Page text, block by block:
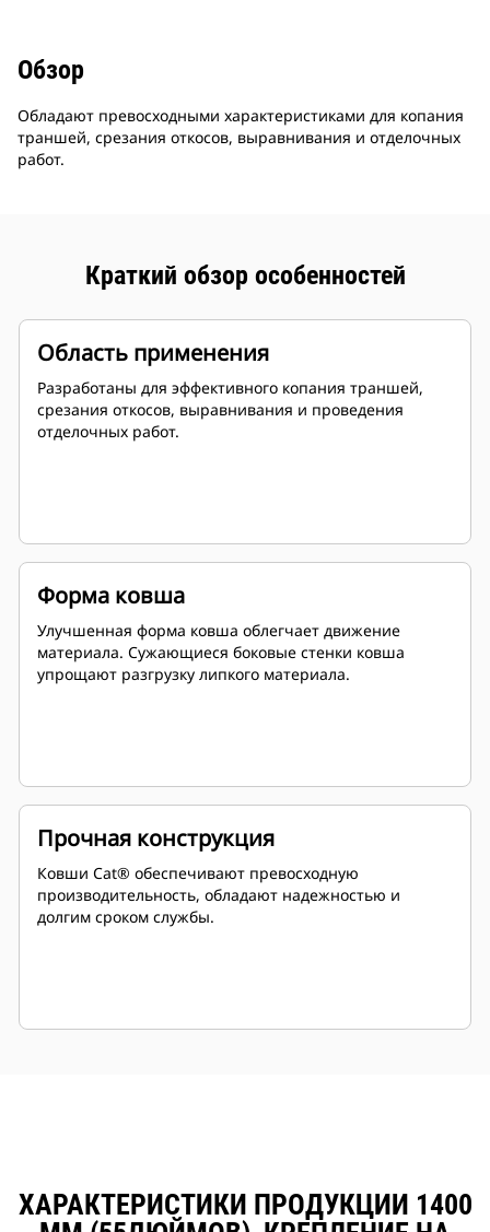
Обзор
Обладают превосходными характеристиками для копания
траншей, срезания откосов, выравнивания и отделочных
работ.
Краткий обзор особенностей
Область применения
Разработаны для эффективного копания траншей,
срезания откосов, выравнивания и проведения
отделочных работ.
Форма ковша
Улучшенная форма ковша облегчает движение
материала. Сужающиеся боковые стенки ковша
упрощают разгрузку липкого материала.
Прочная конструкция
Ковши Cat® обеспечивают превосходную
производительность, обладают надежностью и
долгим сроком службы.
ХАРАКТЕРИСТИКИ ПРОДУКЦИИ 1400